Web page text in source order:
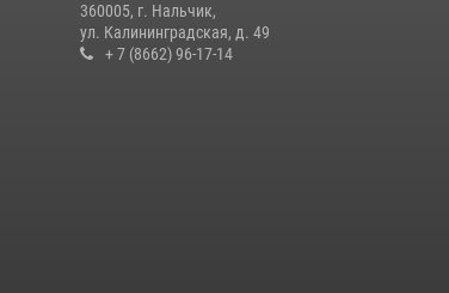
360005, г. Нальчик,
ул. Калининградская, д. 49
+ 7 (8662) 96-17-14